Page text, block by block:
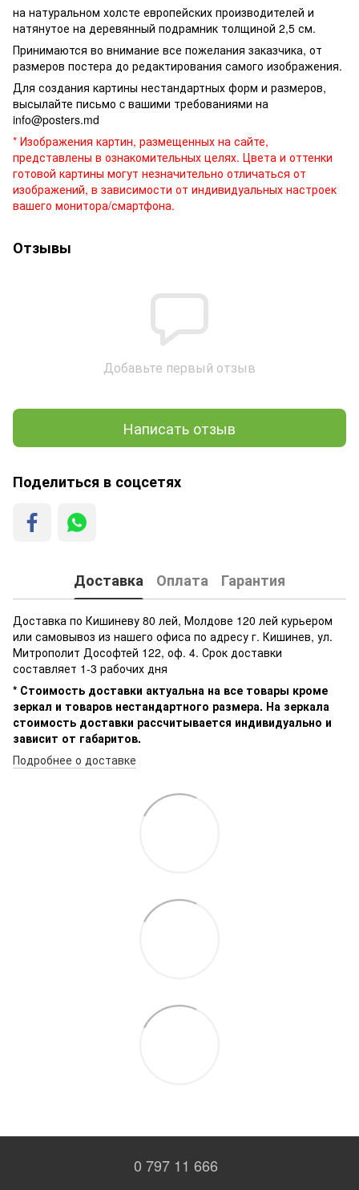
на натуральном холсте европейских производителей и
натянутое на деревянный подрамник толщиной 2,5 см.
Принимаются во внимание все пожелания заказчика, от
размеров постера до редактирования самого изображения.
Для создания картины нестандартных форм и размеров,
высылайте письмо c вашими требованиями на
info@posters.md
* Изображения картин, размещенных на сайте,
представлены в ознакомительных целях. Цвета и оттенки
готовой картины могут незначительно отличаться от
изображений, в зависимости от индивидуальных настроек
вашего монитора/смартфона.
Отзывы
Добавьте первый отзыв
Написать отзыв
Поделиться в соцсетях
Доставка Оплата Гарантия
Доставка по Кишиневу 80 лей, Молдове 120 лей курьером
или самовывоз из нашего офиса по адресу г. Кишинев, ул.
Митрополит Дософтей 122, оф. 4. Срок доставки
составляет 1-3 рабочих дня
* Стоимость доставки актуальна на все товары кроме
зеркал и товаров нестандартного размера. На зеркала
стоимость доставки рассчитывается индивидуально и
зависит от габаритов.
Подробнее о доставке
0 797 11 666